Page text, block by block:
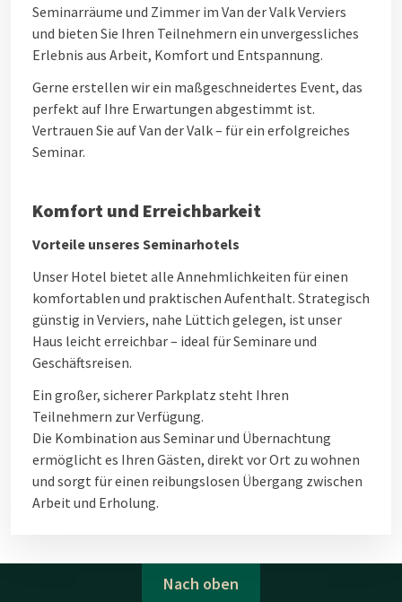
Seminarräume und Zimmer im Van der Valk Verviers
und bieten Sie Ihren Teilnehmern ein unvergessliches
Erlebnis aus Arbeit, Komfort und Entspannung.
Gerne erstellen wir ein maßgeschneidertes Event, das
perfekt auf Ihre Erwartungen abgestimmt ist.
Vertrauen Sie auf Van der Valk – für ein erfolgreiches
Seminar.
Komfort und Erreichbarkeit
Vorteile unseres Seminarhotels
Unser Hotel bietet alle Annehmlichkeiten für einen
komfortablen und praktischen Aufenthalt. Strategisch
günstig in Verviers, nahe Lüttich gelegen, ist unser
Haus leicht erreichbar – ideal für Seminare und
Geschäftsreisen.
Ein großer, sicherer Parkplatz steht Ihren
Teilnehmern zur Verfügung.
Die Kombination aus Seminar und Übernachtung
ermöglicht es Ihren Gästen, direkt vor Ort zu wohnen
und sorgt für einen reibungslosen Übergang zwischen
Arbeit und Erholung.
Nach oben